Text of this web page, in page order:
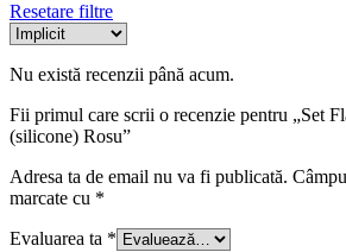
Resetare filtre
Nu există recenzii până acum.
Fii primul care scrii o recenzie pentru „Set
(silicone) Rosu”
Adresa ta de email nu va fi publicată.
marcate cu *
Evaluarea ta *